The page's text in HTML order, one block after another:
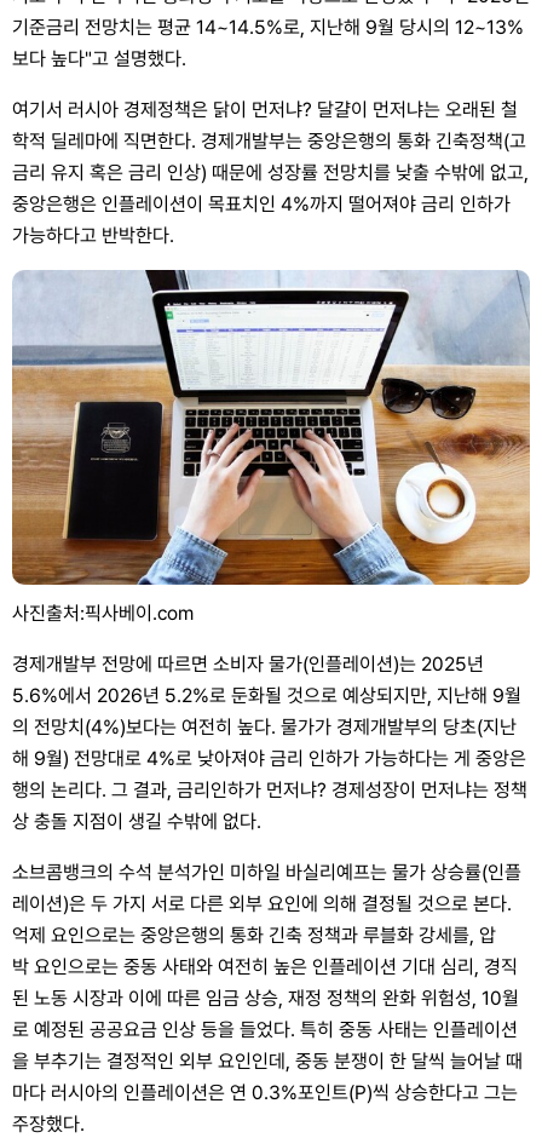
기준금리 전망치는 평균 14~14.5%로, 지난해 9월 당시의 12~13%
보다 높다"고 설명했다.
여기서 러시아 경제정책은 닭이 먼저냐? 달걀이 먼저냐는 오래된 철
학적 딜레마에 직면한다. 경제개발부는 중앙은행의 통화 긴축정책(고
금리 유지 혹은 금리 인상) 때문에 성장률 전망치를 낮출 수밖에 없고,
중앙은행은 인플레이션이 목표치인 4%까지 떨어져야 금리 인하가
가능하다고 반박한다.
사진출처:픽사베이.com
경제개발부 전망에 따르면 소비자 물가(인플레이션)는 2025년
5.6%에서 2026년 5.2%로 둔화될 것으로 예상되지만, 지난해 9월
의 전망치(4%)보다는 여전히 높다. 물가가 경제개발부의 당초(지난
해 9월) 전망대로 4%로 낮아져야 금리 인하가 가능하다는 게 중앙은
행의 논리다. 그 결과, 금리인하가 먼저냐? 경제성장이 먼저냐는 정책
상 충돌 지점이 생길 수밖에 없다.
소브콤뱅크의 수석 분석가인 미하일 바실리예프는 물가 상승률(인플
레이션)은 두 가지 서로 다른 외부 요인에 의해 결정될 것으로 본다.
억제 요인으로는 중앙은행의 통화 긴축 정책과 루블화 강세를, 압
박 요인으로는 중동 사태와 여전히 높은 인플레이션 기대 심리, 경직
된 노동 시장과 이에 따른 임금 상승, 재정 정책의 완화 위험성, 10월
로 예정된 공공요금 인상 등을 들었다. 특히 중동 사태는 인플레이션
을 부추기는 결정적인 외부 요인인데, 중동 분쟁이 한 달씩 늘어날 때
마다 러시아의 인플레이션은 연 0.3%포인트(P)씩 상승한다고 그는
주장했다.